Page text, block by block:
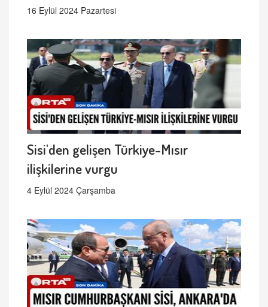
16 Eylül 2024 Pazartesi
Sisi'den gelişen Türkiye-Mısır
ilişkilerine vurgu
4 Eylül 2024 Çarşamba